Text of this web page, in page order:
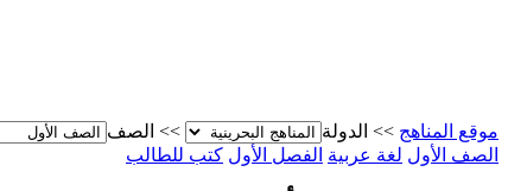
موقع المناهج >> الدولة >> الصف
الصف الأول لغة عربية الفصل الأول كتب للطالب